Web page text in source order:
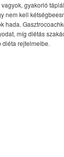
gyakorló
nem kell
hada.
míg diétás
rejtelmeibe.